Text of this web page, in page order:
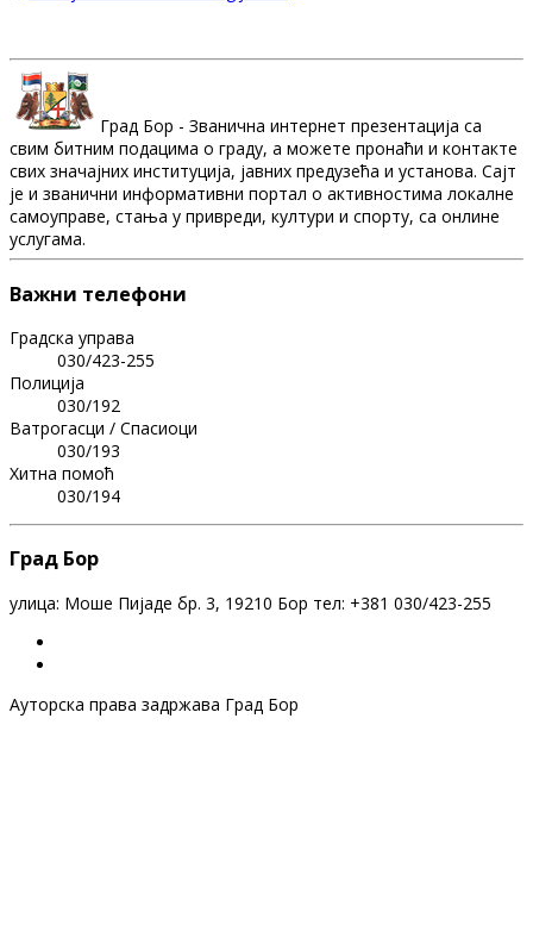
Град Бор - Званична интернет презентација са
свим битним подацима о граду, а можете пронаћи и контакте
свих значајних институција, јавних предузећа и установа. Сајт
је и званични информативни портал о активностима локалне
самоуправе, стања у привреди, култури и спорту, са онлине
услугама.
Важни телефони
Градска управа
030/423-255
Полиција
030/192
Ватрогасци / Спасиоци
030/193
Хитна помоћ
030/194
Град Бор
улица: Моше Пијаде бр. 3, 19210 Бор тел: +381 030/423-255
Ауторска права задржава Град Бор